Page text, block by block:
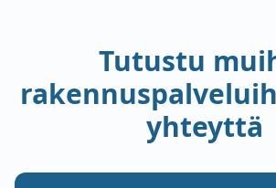
Tutustu
yhteyttä